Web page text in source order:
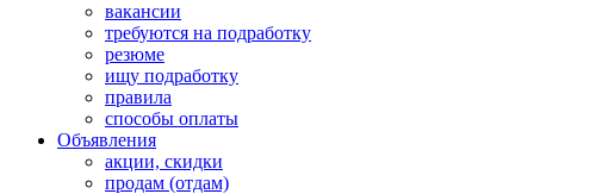
вакансии
требуются на подработку
резюме
ищу подработку
правила
способы оплаты
Объявления
акции, скидки
продам (отдам)